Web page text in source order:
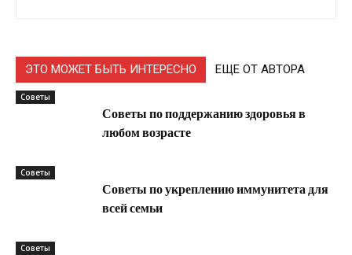
ЭТО МОЖЕТ БЫТЬ ИНТЕРЕСНО ЕЩЕ ОТ АВТОРА
Советы
Советы по поддержанию здоровья в
любом возрасте
Советы
Советы по укреплению иммунитета для
всей семьи
Советы